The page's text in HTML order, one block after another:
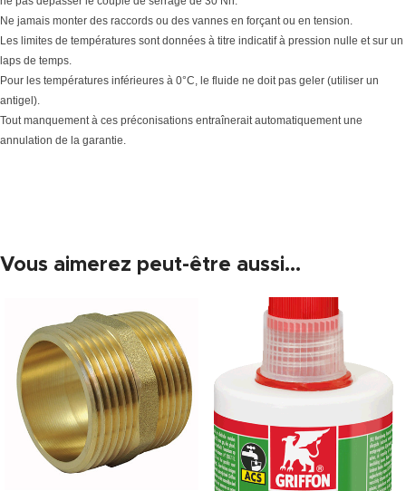
Ne jamais monter des raccords ou des vannes en forçant ou en tension.
Les limites de températures sont données à titre indicatif à pression nulle et sur un
laps de temps.
Pour les températures inférieures à 0°C, le fluide ne doit pas geler (utiliser un
antigel).
Tout manquement à ces préconisations entraînerait automatiquement une
annulation de la garantie.
Vous aimerez peut-être aussi…